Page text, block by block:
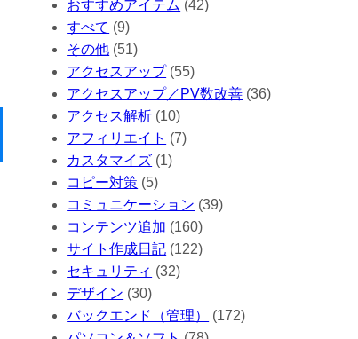
おすすめアイテム (42)
すべて (9)
その他 (51)
アクセスアップ(55)
アクセスアップ／PV数改善 (36)
アクセス解析 (10)
アフィリエイト (7)
カスタマイズ (1)
コピー対策 (5)
コミュニケーション (39)
コンテンツ追加 (160)
サイト作成日記 (122)
セキュリティ (32)
デザイン (30)
バックエンド（管理）
(172)